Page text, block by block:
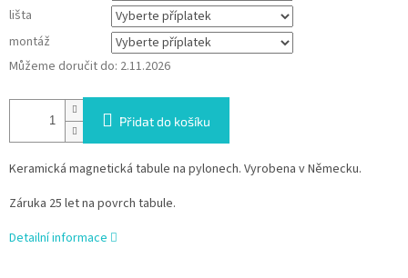
lišta
montáž
Můžeme doručit do: 2.11.2026
Přidat do košíku
Keramická magnetická tabule na pylonech. Vyrobena v Německu.
Záruka 25 let na povrch tabule.
Detailní informace